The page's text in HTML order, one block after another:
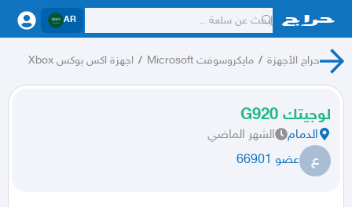
AR
حراج الأجهزة / مايكروسوفت Microsoft / اجهزة اكس بوكس Xbox
لوجيتك G920
الدمام الشهر الماضي
ع عضو 66901